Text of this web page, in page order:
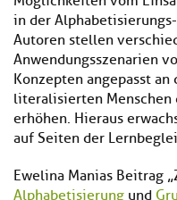
in der
Autoren stellen
Anwendungsszenarien
Konzepten angepasst
literalisierten Menschen
erhöhen. Hieraus
auf Seiten der
Ewelina Manias Beitrag
Alphabetisierung und